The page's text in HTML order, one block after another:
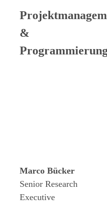
&
Marco Bücker
Senior Research
Executive